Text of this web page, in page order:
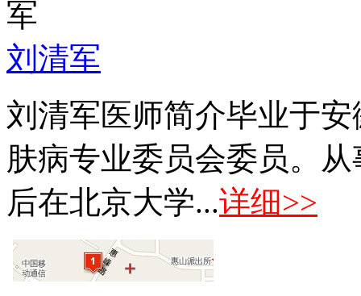
刘清军
刘清军医师简介毕业于
肤病专业委员会委员。
后在北京大学...详细>>